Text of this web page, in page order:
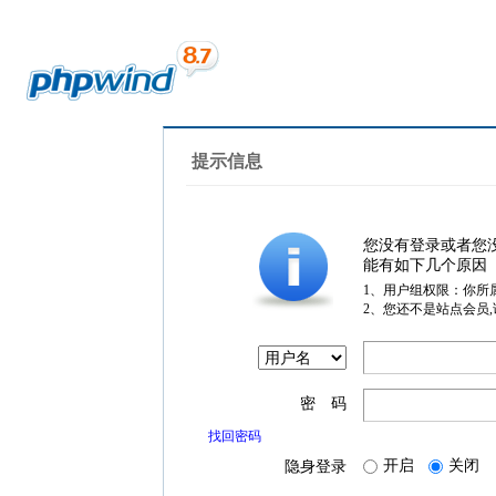
提示信息
您没有登录或者您
能有如下几个原因
1、用户组权限：你所
2、您还不是站点会员
密 码
找回密码
隐身登录 开启 关闭